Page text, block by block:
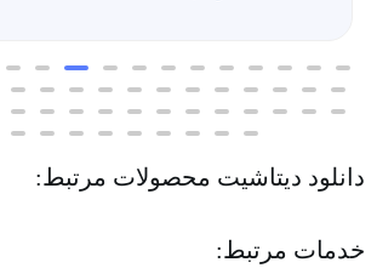
دانلود دیتاشیت محصولات مرتبط:
خدمات مرتبط: